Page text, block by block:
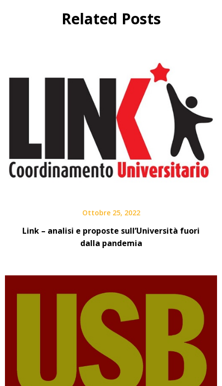
Related Posts
Ottobre 25, 2022
Link – analisi e proposte sull’Università fuori
dalla pandemia